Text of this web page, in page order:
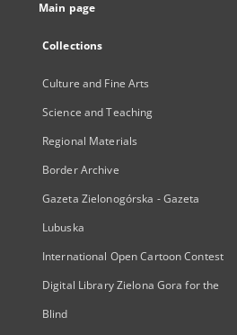
Main page
Collections
Culture and Fine Arts
Science and Teaching
Regional Materials
Border Archive
Gazeta Zielonogórska - Gazeta
Lubuska
International Open Cartoon Contest
Digital Library Zielona Gora for the
Blind